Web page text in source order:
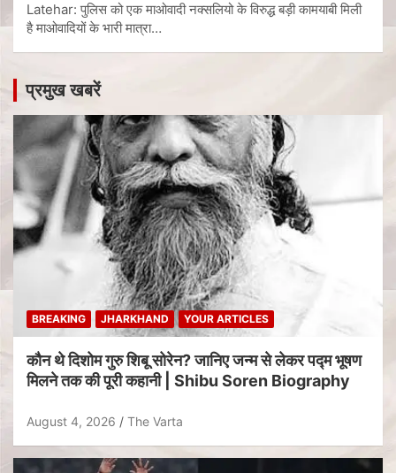
Latehar: पुलिस को एक माओवादी नक्सलियो के विरुद्ध बड़ी कामयाबी मिली
है माओवादियों के भारी मात्रा…
प्रमुख खबरें
BREAKING JHARKHAND YOUR ARTICLES
कौन थे दिशोम गुरु शिबू सोरेन? जानिए जन्म से लेकर पद्म भूषण
मिलने तक की पूरी कहानी | Shibu Soren Biography
August 4, 2026 The Varta